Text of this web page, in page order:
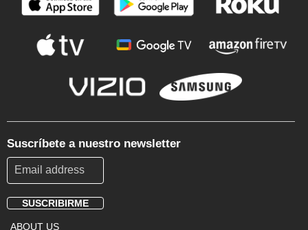
Suscríbete a nuestro newsletter
SUSCRIBIRME
ABOUT US